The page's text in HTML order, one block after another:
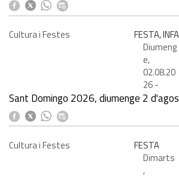
Cultura i Festes
FESTA,
Diumeng
e,
02.08.20
26-
Sant Domingo 2026, diumenge 2
Cultura i Festes
FESTA
Dimarts
,